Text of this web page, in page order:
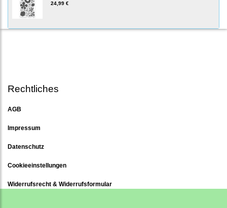
24,99 €
Rechtliches
AGB
Impressum
Datenschutz
Cookieeinstellungen
Widerrufsrecht & Widerrufsformular